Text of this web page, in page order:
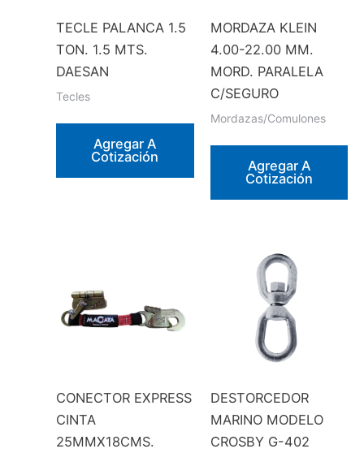
TECLE PALANCA 1.5
TON. 1.5 MTS.
DAESAN
Tecles
Agregar A
Cotización
MORDAZA KLEIN
4.00-22.00 MM.
MORD. PARALELA
C/SEGURO
Mordazas/Comulones
Agregar A
Cotización
CONECTOR EXPRESS
CINTA
25MMX18CMS.
DESTORCEDOR
MARINO MODELO
CROSBY G-402